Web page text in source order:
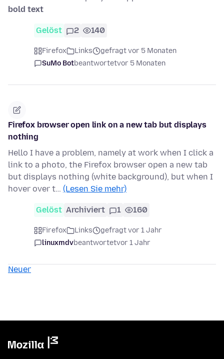
bold text
Gelöst 2 140
Firefox Links
gefragt vor 5 Monaten
SuMo Botbeantwortetvor 5 Monaten
Firefox browser open link on a new tab but displays
nothing
Hello I have a problem, namely at work when I click a
link to a photo, the Firefox browser open a new tab
but displays nothing (white background), but when I
hover over t… (Lesen Sie mehr)
Gelöst Archiviert 1 160
Firefox Links
gefragt vor 1 Jahr
linuxmdvbeantwortetvor 1 Jahr
Neuer